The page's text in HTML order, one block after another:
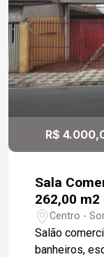
R$
Sala
262,00
Centro -
Salão
banheiros,